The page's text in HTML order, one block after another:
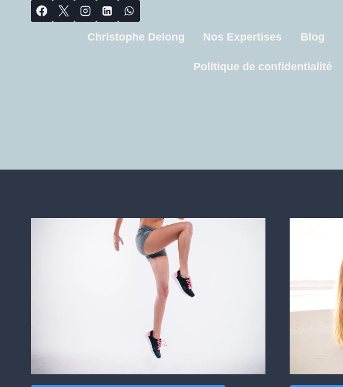
Christophe Delong Nos Expertises Blog
Politique de confidentialité